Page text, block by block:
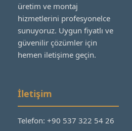
üretim ve montaj
hizmetlerini profesyonelce
sunuyoruz. Uygun fiyatlı ve
güvenilir çözümler için
hemen iletişime geçin.
İletişim
Telefon: +90 537 322 54 26